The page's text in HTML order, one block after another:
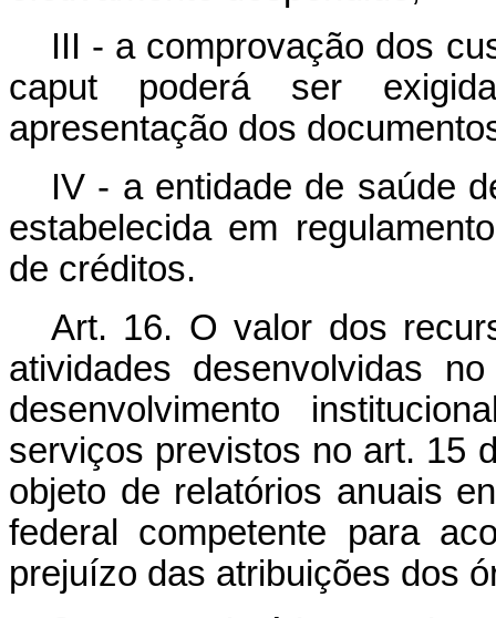
III - a comprovação dos
caput poderá ser
apresentação dos
IV - a entidade de saúde
estabelecida em
de créditos.
Art. 16. O valor dos
atividades desenvolvidas
desenvolvimento
serviços previstos no art. 15
objeto de relatórios anuais
federal competente para
prejuízo das atribuições dos